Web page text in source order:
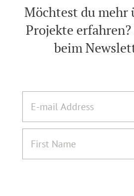
Möchtest du mehr
Projekte
beim